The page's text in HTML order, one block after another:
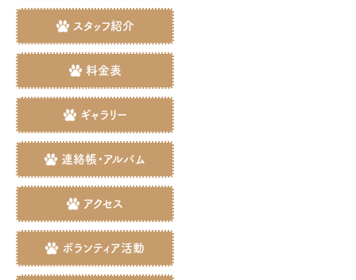
スタッフ紹介
料金表
ギャラリー
連絡帳・アルバム
アクセス
ボランティア活動